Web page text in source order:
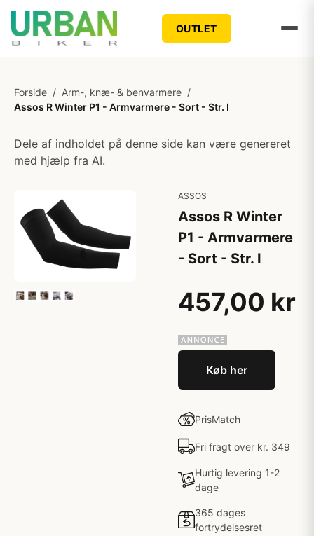
OUTLET
Forside / Arm-, knæ- & benvarmere /
Assos R Winter P1 - Armvarmere - Sort - Str. I
Dele af indholdet på denne side kan være genereret
med hjælp fra AI.
ASSOS
Assos R Winter
P1 - Armvarmere
- Sort - Str. I
457,00 kr
Køb her
PrisMatch
Fri fragt over kr. 349
Hurtig levering 1-2
dage
365 dages
fortrydelsesret